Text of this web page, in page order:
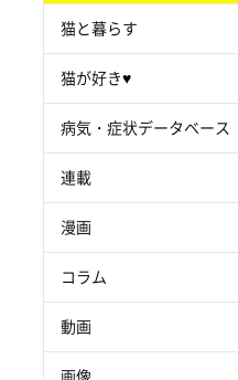
猫と暮らす
猫が好き♥
病気・症状データベース
連載
漫画
コラム
動画